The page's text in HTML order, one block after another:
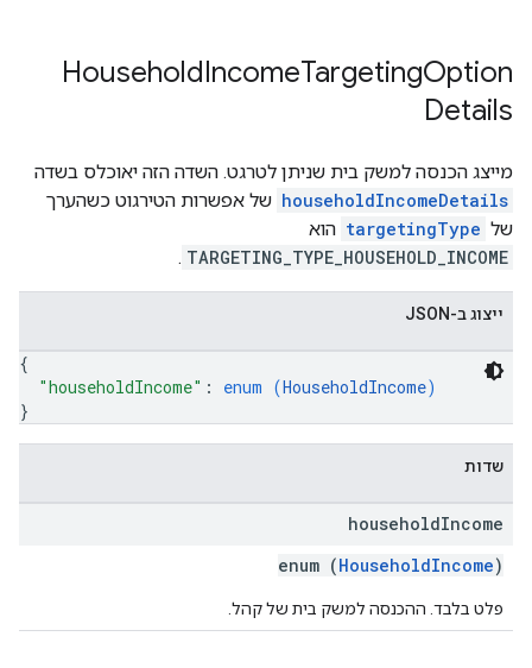
HouseholdIncomeTargetingOption
Details
מייצג הכנסה למשק בית שניתן לטרגט. השדה הזה יאוכלס בשדה
householdIncomeDetails של אפשרות הטירגוט כשהערך
של targetingType הוא
TARGETING_TYPE_HOUSEHOLD_INCOME
.
ייצוג ב-JSON
{
"householdIncome" : enum (HouseholdIncome)
}
שדות
householdIncome
enum (HouseholdIncome)
פלט בלבד. ההכנסה למשק בית של קהל.